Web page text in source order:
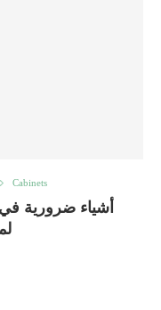
Cabinets
أشياء ضرورية